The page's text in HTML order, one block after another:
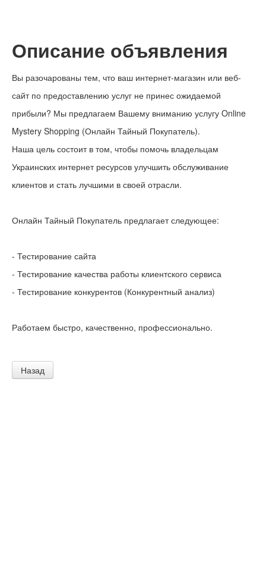
Описание объявления
Вы разочарованы тем, что ваш интернет-магазин или веб-
сайт по предоставлению услуг не принес ожидаемой
прибыли? Мы предлагаем Вашему вниманию услугу Online
Mystery Shopping (Онлайн Тайный Покупатель).
Наша цель состоит в том, чтобы помочь владельцам
Украинских интернет ресурсов улучшить обслуживание
клиентов и стать лучшими в своей отрасли.
Онлайн Тайный Покупатель предлагает следующее:
- Тестирование сайта
- Тестирование качества работы клиентского сервиса
- Тестирование конкурентов (Конкурентный анализ)
Работаем быстро, качественно, профессионально.
Назад